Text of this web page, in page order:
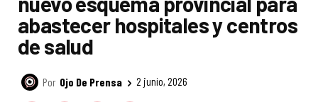
abastecer hospitales y centros
de salud
Por Ojo De Prensa 2 junio, 2026